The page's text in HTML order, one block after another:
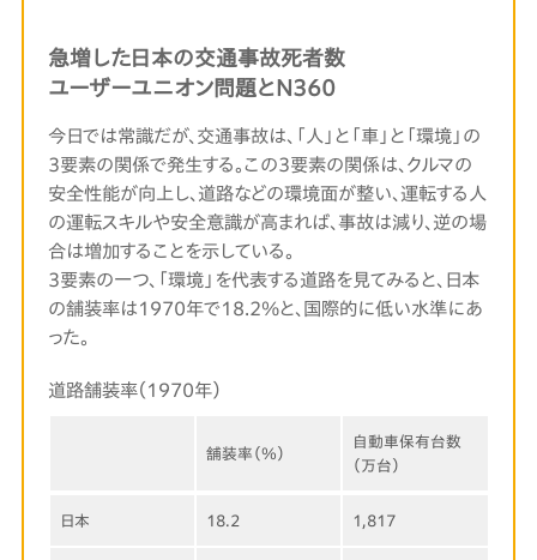
急増した日本の交通事故死者数
ユーザーユニオン問題とN360
今日では常識だが、交通事故は、「人」と「車」と「環境」の
3要素の関係で発生する。この3要素の関係は、クルマの
安全性能が向上し、道路などの環境面が整い、運転する人
の運転スキルや安全意識が高まれば、事故は減り、逆の場
合は増加することを示している。
3要素の一つ、「環境」を代表する道路を見てみると、日本
の舗装率は1970年で18.2％と、国際的に低い水準にあ
った。
道路舗装率（1970年）
舗装率（％）
自動車保有台数
（万台）
日本 18.2 1,817